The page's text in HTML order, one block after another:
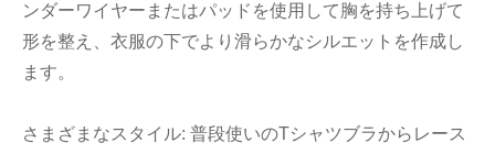
ンダーワイヤーまたはパッドを使用して胸を持ち上げて
形を整え、衣服の下でより滑らかなシルエットを作成し
ます。
さまざまなスタイル: 普段使いのTシャツブラからレース